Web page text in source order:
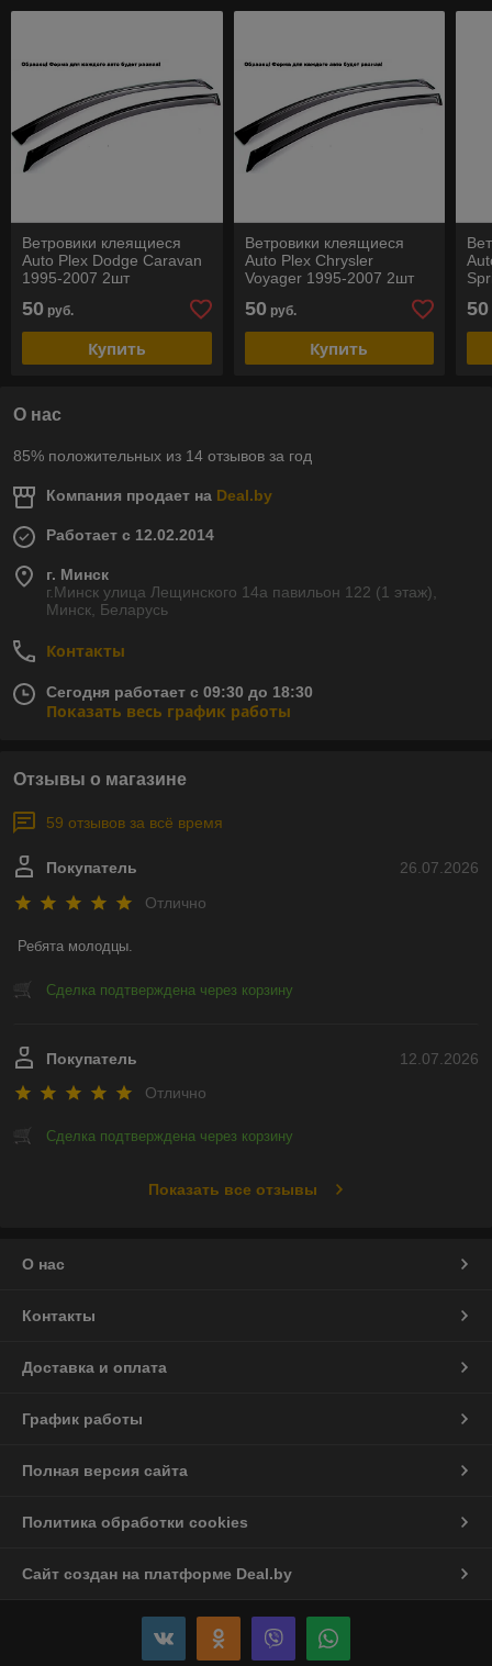
Ветровики клеящиеся
Auto Plex Dodge Caravan
1995-2007 2шт
50 руб.
Купить
Ветровики клеящиеся
Auto Plex Chrysler
Voyager 1995-2007 2шт
50 руб.
Купить
50
О нас
85% положительных из 14 отзывов за год
Компания продает на Deal.by
Работает с 12.02.2014
г. Минск
г.Минск улица Лещинского 14а павильон 122 (1 этаж),
Минск, Беларусь
Контакты
Сегодня работает с 09:30 до 18:30
Показать весь график работы
Отзывы о магазине
59 отзывов за всё время
26.07.2026
Покупатель
Отлично
Ребята молодцы.
Сделка подтверждена через корзину
12.07.2026
Покупатель
Отлично
Сделка подтверждена через корзину
Показать все отзывы
О нас
Контакты
Доставка и оплата
График работы
Полная версия сайта
Политика обработки cookies
Сайт создан на платформе Deal.by